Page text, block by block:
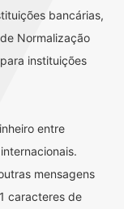
bancárias,
Normalização
instituições
entre
mensagens
caracteres de